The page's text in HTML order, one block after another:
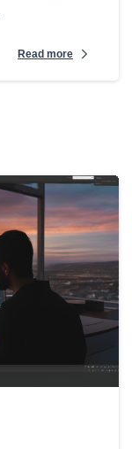
Read more